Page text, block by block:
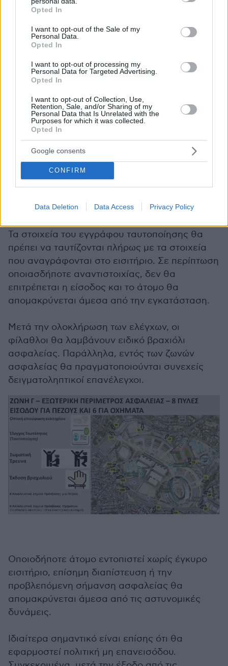
grant or deny consent to Google and its third-party tags to
use your data for below specified purposes in below Google
consent section.
Opted In
I want to opt-out of the Sale of my
Personal Data.
Opted In
I want to opt-out of processing my
Personal Data for Targeted Advertising.
Opted In
I want to opt-out of Collection, Use,
Retention, Sale, and/or Sharing of my
Personal Data that Is Unrelated with the
Purposes for which it was collected.
Opted In
Google consents
CONFIRM
Data Deletion Data Access Privacy Policy
για φιλάθλους, VIP, αποστολές, εκπροσώπους
συνωστισμού και την ασφαλή, ταχεία και
ομαλή είσοδο όλων των κατηγοριών
εισερχομένων.
περιμετρικές ζώνεςασφαλείας. Οι έλεγχοι θα
είναι πολυεπίπεδοι, συνεχείς και αυστηροί και
θα περιλαμβάνουν έλεγχο εισιτηρίων,
ταυτοποίηση στοιχείων, ηλεκτρονική
διασταύρωση δεδομένων, σωματικούς
ελέγχους, καθώς και ελέγχους αντικειμένων,
αποσκευών και λοιπών προσωπικών ειδών.
Η επίδειξη πρωτότυπου δελτίου αστυνομικής
Τα στοιχεία του εγγράφου ταυτοποίησης θα
πρέπει να ταυτίζονται πλήρως με τα στοιχεία
που αναγράφονται στο εισιτήριο. Σε περίπτωση
οποιασδήποτε αναντιστοιχίας, δεν θα
επιτρέπεται η είσοδος και το άτομο θα
απομακρύνεται άμεσα από την εγκατάσταση.
Μετά την ολοκλήρωση των ελέγχων, οι
φίλαθλοι θα λαμβάνουν ειδικό βραχιόλι
ασφαλείας. Παράλληλα, εντός των ζωνών
ασφαλείας θα πραγματοποιούνται συνεχείς
δειγματοληπτικοί επανέλεγχοι.
Οποιοδήποτε άτομο εντοπιστεί χωρίς έγκυρο
εισιτήριο, επίσημη διαπίστευση ή την
προβλεπόμενη σήμανση ασφαλείας θα
απομακρύνεται άμεσα από τις αστυνομικές
δυνάμεις.
Ιδιαίτερα σημαντικό είναι επίσης ότι θα
εφαρμοστεί πολιτική μη επανεισόδου.